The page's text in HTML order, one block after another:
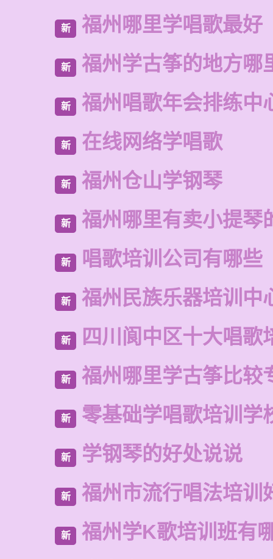
新 福州哪里学唱歌最好
新 福州学古筝的地方哪
新 福州唱歌年会排练中
新 在线网络学唱歌
新 福州仓山学钢琴
新 福州哪里有卖小提琴
新 唱歌培训公司有哪些
新 福州民族乐器培训中
新 四川阆中区十大唱歌
新 福州哪里学古筝比较
新 零基础学唱歌培训学
新 学钢琴的好处说说
新 福州市流行唱法培训
新 福州学K歌培训班有